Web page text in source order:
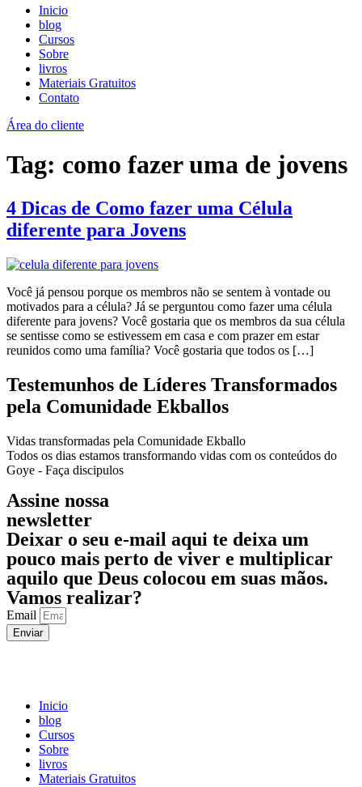
Inicio
blog
Cursos
Sobre
livros
Materiais Gratuitos
Contato
Área do cliente
Tag: como fazer uma de jovens
4 Dicas de Como fazer uma Célula
diferente para Jovens
Você já pensou porque os membros não se sentem à vontade ou
motivados para a célula? Já se perguntou como fazer uma célula
diferente para jovens? Você gostaria que os membros da sua célula
se sentisse como se estivessem em casa e com prazer em estar
reunidos como uma família? Você gostaria que todos os […]
Testemunhos de Líderes Transformados
pela Comunidade Ekballos
Vidas transformadas pela Comunidade Ekballo
Todos os dias estamos transformando vidas com os conteúdos do
Goye - Faça discipulos
Assine nossa
newsletter
Deixar o seu e-mail aqui te deixa um
pouco mais perto de viver e multiplicar
aquilo que Deus colocou em suas mãos.
Vamos realizar?
Email
Enviar
Inicio
blog
Cursos
Sobre
livros
Materiais Gratuitos